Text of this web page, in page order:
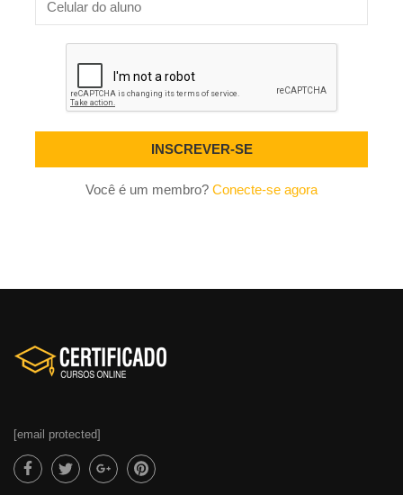
Você é um membro? Conecte-se agora
[email protected]